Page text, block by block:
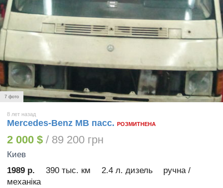
7 фото
8 лет назад
Mercedes-Benz MB пасс. РОЗМИТНЕНА
2 000 $ / 89 200 грн
Киев
1989 р.
390 тыс. км 2.4 л. дизель
ручна /
механіка